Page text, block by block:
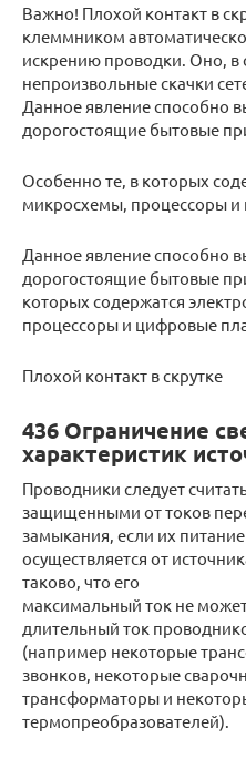
Важно! Плохой контакт в
клеммником
искрению проводки. Оно, в
непроизвольные скачки
Данное явление способно
дорогостоящие бытовые
Особенно те, в которых
микросхемы, процессоры
Данное явление способно
дорогостоящие бытовые
которых содержатся
процессоры и цифровые
Плохой контакт в скрутке
436 Ограничение
характеристик
Проводники следует
защищенными от токов
замыкания, если их питание
осуществляется от
таково, что его
максимальный ток не
длительный ток
(например некоторые
звонков, некоторые
трансформаторы и
термопреобразователей).